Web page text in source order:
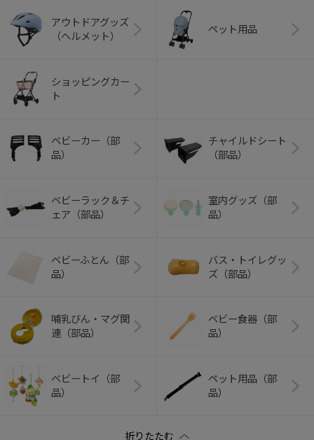
アウトドアグッズ
（ヘルメット）
ペット用品
ショッピングカー
ト
ベビーカー（部
品）
チャイルドシート
（部品）
ベビーラック＆チ
ェア（部品）
室内グッズ（部
品）
ベビーふとん（部
品）
バス・トイレグッ
ズ（部品）
哺乳びん・マグ関
連（部品）
ベビー食器（部
品）
ベビートイ（部
品）
ペット用品（部
品）